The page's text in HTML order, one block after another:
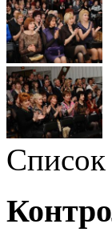
Список